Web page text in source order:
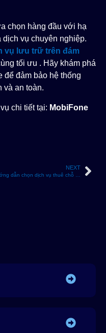
chọn hàng đầu với hạ
vụ chuyên nghiệp.
vụ lưu trữ trên đám
tối ưu . Hãy khám phá
để đảm bảo hệ thống
và an toàn​.
chi tiết tại: MobiFone
NEXT